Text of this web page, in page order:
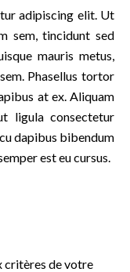
adipiscing elit. Ut
sem, tincidunt sed
mauris metus,
Phasellus tortor
at ex. Aliquam
ligula consectetur
dapibus bibendum
est eu cursus.
critères de votre